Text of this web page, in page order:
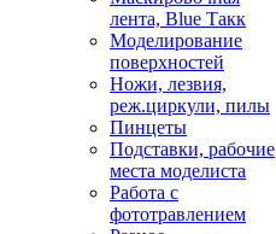
лента, Blue Такк
Моделирование
поверхностей
Ножи, лезвия,
реж.циркули, пилы
Пинцеты
Подставки, рабочие
места моделиста
Работа с
фототравлением